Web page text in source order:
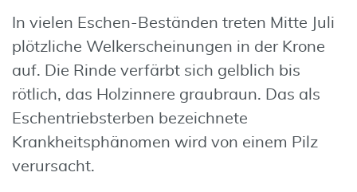
In vielen Eschen-Beständen treten Mitte Juli
plötzliche Welkerscheinungen in der Krone
auf. Die Rinde verfärbt sich gelblich bis
rötlich, das Holzinnere graubraun. Das als
Eschentriebsterben bezeichnete
Krankheitsphänomen wird von einem Pilz
verursacht.